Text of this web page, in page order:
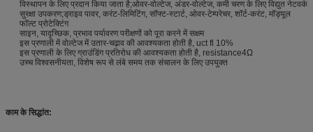
विस्थापन के लिए प्रदान किया जाता है;ओवर-वोल्टेज, अंडर-वोल्टेज, कमी चरण के लिए विद्युत नेटवर्क
सुरक्षा उपकरण;ड्राइव पावर, करंट-लिमिटिंग, सॉफ्ट-स्टार्ट, ओवर-टेम्परेचर, शॉर्ट-करंट, मॉड्यूल
फॉल्ट प्रोटेक्टिंग
साइन, यादृच्छिक, प्रभाव पर्यावरण परीक्षणों को पूरा करने में सक्षम
इस प्रणाली में वोल्टेज में उतार-चढ़ाव की आवश्यकता होती है, uct fl 10%
इस प्रणाली के लिए ग्राउंडिंग प्रतिरोध की आवश्यकता होती है, resistance4Ω
उच्च विश्वसनीयता, विशेष रूप से लंबे समय तक संचालन के लिए उपयुक्त
काम के सिद्धांत: